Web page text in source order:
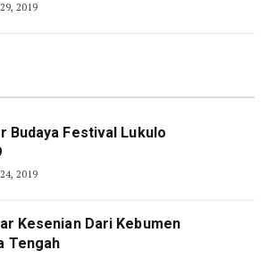
2019
Budaya Festival Lukulo
2019
Kesenian Dari Kebumen
Tengah